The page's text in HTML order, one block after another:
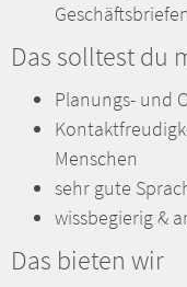
Geschäftsbriefen
Das solltest du
Planungs- und
Menschen
sehr gute
wissbegierig &
Das bieten wir